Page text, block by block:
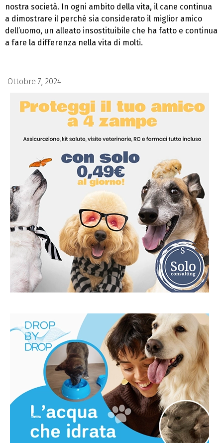
nostra società. In ogni ambito della vita, il cane continua
a dimostrare il perché sia considerato il miglior amico
dell’uomo, un alleato insostituibile che ha fatto e continua
a fare la differenza nella vita di molti.
Ottobre 7, 2024